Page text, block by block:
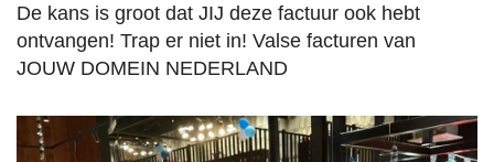
De kans is groot dat JIJ deze factuur ook hebt
ontvangen! Trap er niet in! Valse facturen van
JOUW DOMEIN NEDERLAND